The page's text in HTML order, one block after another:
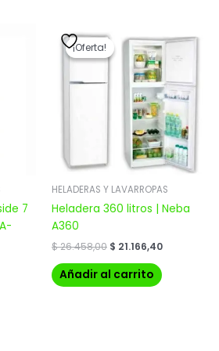
7
¡Oferta!
¡Oferta!
HELADERAS Y LAVARROPAS
Heladera 360 litros | Neba
A360
$26.458,00
precio
original
$ 26.458,00.
$ 21.166,40
precio
actual
$ 21.166,40.
Añadir al carrito